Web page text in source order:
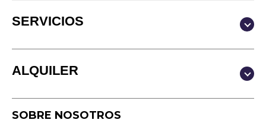
SERVICIOS
Producción y Contenidos
Video
Podcast
ALQUILER
Estudio
Equipo
SOBRE NOSOTROS